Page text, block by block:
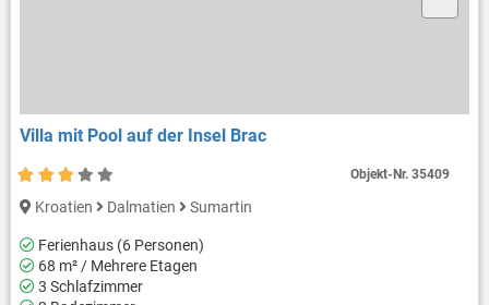
Villa mit Pool auf der Insel Brac
Kroatien Dalmatien Sumartin
Ferienhaus (6 Personen)
68 m² / Mehrere Etagen
3 Schlafzimmer
Objekt-Nr.35409